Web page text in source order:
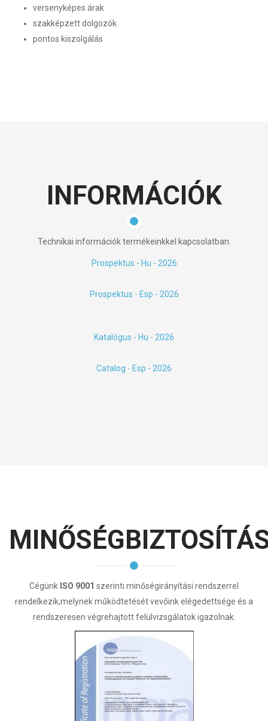
versenyképes árak
szakképzett dolgozók
pontos kiszolgálás
INFORMÁCIÓK
Technikai információk termékeinkkel kapcsolatban.
Prospektus - Hu - 2026
Prospektus - Esp - 2026
Katalógus - Hu - 2026
Catalog - Esp - 2026
Cégünk ISO 9001 szerinti minőségirányítási rendszerrel
rendelkezik,melynek működtetését vevőink elégedettsége és a
rendszeresen végrehajtott felülvizsgálatok igazolnak.